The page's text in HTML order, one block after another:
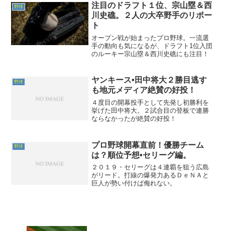
一戦４連勝と波に乗ってきた２位阪神
と、３位巨人の週末の３連戦...
野球
注目のドラフト１位、宗山塁＆西
川史礁。２人の大卒野手のリポー
ト
オープン戦が始まったプロ野球。一流選
手の動向も気になるが、ドラフト1位入団
のルーキー宗山塁＆西川史礁にも注目！
野球
ヤンキース•田中将大２勝目逃す
も地元メディア絶賛の好投！
４度目の開幕投手として先発し初勝利を
挙げた田中将大。２試合目の登板で連勝
ならなかったが絶賛の好投！
野球
プロ野球開幕直前！優勝チーム
は？順位予想•セリーグ編。
２０１９・セリーグは４連覇を狙う広島
がリード。打線の爆発力あるＤｅＮＡと
巨人が勢い付けば侮れない。